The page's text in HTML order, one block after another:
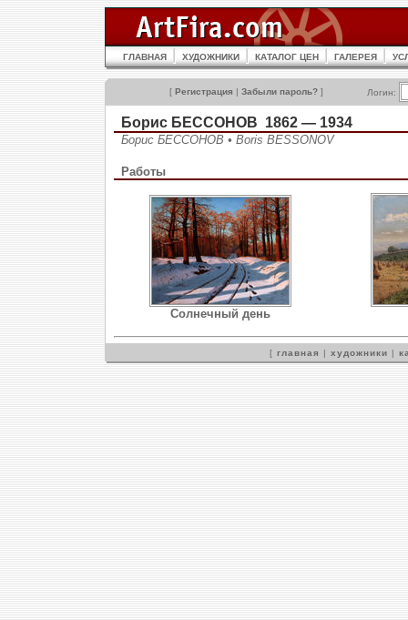
ГЛАВНАЯ ХУДОЖНИКИ КАТАЛОГ ЦЕН ГАЛЕРЕЯ
[ Регистрация | Забыли пароль? ] Логин:
Борис БЕССОНОВ 1862 — 1934
Борис БЕССОНОВ • Boris BESSONOV
Работы
Солнечный день
[ главная | художники |